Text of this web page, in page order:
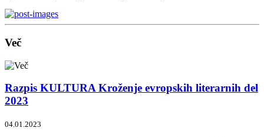
Več
Razpis KULTURA Kroženje evropskih literarnih del
2023
04.01.2023